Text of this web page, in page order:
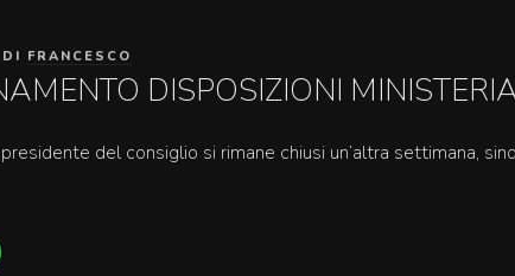
DI FRANCESCO
DISPOSIZIONI
del consiglio si rimane chiusi un’altra settimana,